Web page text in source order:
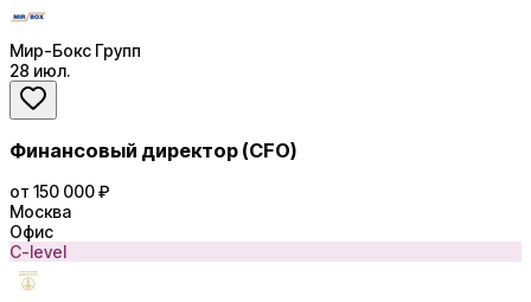
Мир-Бокс Групп
28 июл.
Финансовый директор (CFO)
от 150 000 ₽
Москва
Офис
C-level